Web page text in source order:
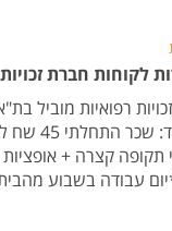
לקוחות חברת זכויות
רפואיות מוביל
למנהלת
קצרה + אופציות
עבודה בשבוע